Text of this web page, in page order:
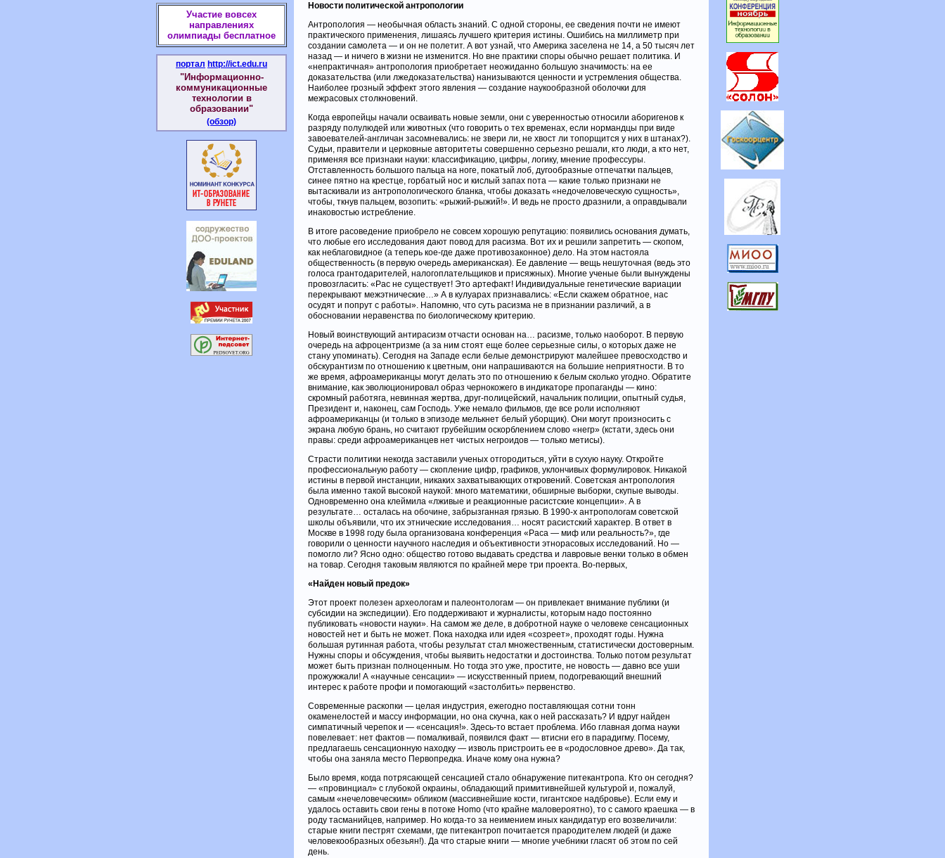
Новости политической антропологии
Антропология — необычная область знаний. С одной стороны, ее сведения почти не имеют
практического применения, лишаясь лучшего критерия истины. Ошибись на миллиметр при
создании самолета — и он не полетит. А вот узнай, что Америка заселена не 14, а 50 тысяч лет
назад — и ничего в жизни не изменится. Но вне практики споры обычно решает политика. И
«непрактичная» антропология приобретает неожиданно большую значимость: на ее
доказательства (или лжедоказательства) нанизываются ценности и устремления общества.
Наиболее грозный эффект этого явления — создание наукообразной оболочки для
межрасовых столкновений.
Когда европейцы начали осваивать новые земли, они с уверенностью относили аборигенов к
разряду полулюдей или животных (что говорить о тех временах, если нормандцы при виде
завоевателей-англичан засомневались: не звери ли, не хвост ли топорщится у них в штанах?).
Судьи, правители и церковные авторитеты совершенно серьезно решали, кто люди, а кто нет,
применяя все признаки науки: классификацию, цифры, логику, мнение профессуры.
Отставленность большого пальца на ноге, покатый лоб, дугообразные отпечатки пальцев,
синее пятно на крестце, горбатый нос и кислый запах пота — какие только признаки не
вытаскивали из антропологического бланка, чтобы доказать «недочеловеческую сущность»,
чтобы, ткнув пальцем, возопить: «рыжий-рыжий!». И ведь не просто дразнили, а оправдывали
инаковостью истребление.
В итоге расоведение приобрело не совсем хорошую репутацию: появились основания думать,
что любые его исследования дают повод для расизма. Вот их и решили запретить — скопом,
как неблаговидное (а теперь кое-где даже противозаконное) дело. На этом настояла
общественность (в первую очередь американская). Ее давление — вещь нешуточная (ведь это
голоса грантодарителей, налогоплательщиков и присяжных). Многие ученые были вынуждены
провозгласить: «Рас не существует! Это артефакт! Индивидуальные генетические вариации
перекрывают межэтнические…» А в кулуарах признавались: «Если скажем обратное, нас
осудят и попрут с работы». Напомню, что суть расизма не в признании различий, а в
обосновании неравенства по биологическому критерию.
Новый воинствующий антирасизм отчасти основан на… расизме, только наоборот. В первую
очередь на афроцентризме (а за ним стоят еще более серьезные силы, о которых даже не
стану упоминать). Сегодня на Западе если белые демонстрируют малейшее превосходство и
обскурантизм по отношению к цветным, они напрашиваются на большие неприятности. В то
же время, афроамериканцы могут делать это по отношению к белым сколько угодно. Обратите
внимание, как эволюционировал образ чернокожего в индикаторе пропаганды — кино:
скромный работяга, невинная жертва, друг-полицейский, начальник полиции, опытный судья,
Президент и, наконец, сам Господь. Уже немало фильмов, где все роли исполняют
афроамериканцы (и только в эпизоде мелькнет белый уборщик). Они могут произносить с
экрана любую брань, но считают грубейшим оскорблением слово «негр» (кстати, здесь они
правы: среди афроамериканцев нет чистых негроидов — только метисы).
Страсти политики некогда заставили ученых отгородиться, уйти в сухую науку. Откройте
профессиональную работу — скопление цифр, графиков, уклончивых формулировок. Никакой
истины в первой инстанции, никаких захватывающих откровений. Советская антропология
была именно такой высокой наукой: много математики, обширные выборки, скупые выводы.
Одновременно она клеймила «лживые и реакционные расистские концепции». А в
результате… осталась на обочине, забрызганная грязью. В 1990-х антропологам советской
школы объявили, что их этнические исследования… носят расистский характер. В ответ в
Москве в 1998 году была организована конференция «Раса — миф или реальность?», где
говорили о ценности научного наследия и объективности этнорасовых исследований. Но —
помогло ли? Ясно одно: общество готово выдавать средства и лавровые венки только в обмен
на товар. Сегодня таковым являются по крайней мере три проекта. Во-первых,
«Найден новый предок»
Этот проект полезен археологам и палеонтологам — он привлекает внимание публики (и
субсидии на экспедиции). Его поддерживают и журналисты, которым надо постоянно
публиковать «новости науки». На самом же деле, в добротной науке о человеке сенсационных
новостей нет и быть не может. Пока находка или идея «созреет», проходят годы. Нужна
большая рутинная работа, чтобы результат стал множественным, статистически достоверным.
Нужны споры и обсуждения, чтобы выявить недостатки и достоинства. Только потом результат
может быть признан полноценным. Но тогда это уже, простите, не новость — давно все уши
прожужжали! А «научные сенсации» — искусственный прием, подогревающий внешний
интерес к работе профи и помогающий «застолбить» первенство.
Современные раскопки — целая индустрия, ежегодно поставляющая сотни тонн
окаменелостей и массу информации, но она скучна, как о ней рассказать? И вдруг найден
симпатичный черепок и — «сенсация!». Здесь-то встает проблема. Ибо главная догма науки
повелевает: нет фактов — помалкивай, появился факт — втисни его в парадигму. Посему,
предлагаешь сенсационную находку — изволь пристроить ее в «родословное древо». Да так,
чтобы она заняла место Первопредка. Иначе кому она нужна?
Было время, когда потрясающей сенсацией стало обнаружение питекантропа. Кто он сегодня?
— «провинциал» с глубокой окраины, обладающий примитивнейшей культурой и, пожалуй,
самым «нечеловеческим» обликом (массивнейшие кости, гигантское надбровье). Если ему и
удалось оставить свои гены в потоке Homo (что крайне маловероятно), то с самого краешка — в
роду тасманийцев, например. Но когда-то за неимением иных кандидатур его возвеличили:
старые книги пестрят схемами, где питекантроп почитается прародителем людей (и даже
человекообразных обезьян!). Да что старые книги — многие учебники гласят об этом по сей
день.
Участие вовсех
направлениях
олимпиады бесплатное
портал http://ict.edu.ru
"Информационно-
коммуникационные
технологии в
образовании"
(обзор)